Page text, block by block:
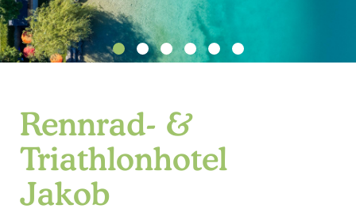
Rennrad- &
Triathlonhotel
Jakob